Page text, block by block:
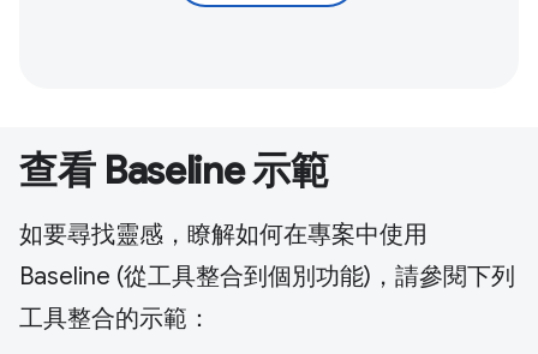
查看 Baseline 示範
如要尋找靈感，瞭解如何在專案中使用
Baseline (從工具整合到個別功能)，請參閱下列
工具整合的示範：